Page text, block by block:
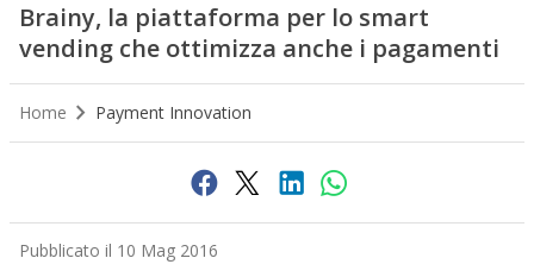
Brainy, la piattaforma per lo smart
vending che ottimizza anche i pagamenti
Home Payment Innovation
Pubblicato il 10 Mag 2016